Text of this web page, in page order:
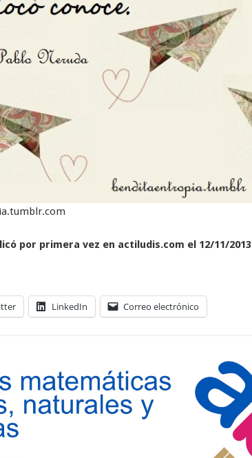
por primera vez en actiludis.com el 12/11/2013
LinkedIn Correo electrónico